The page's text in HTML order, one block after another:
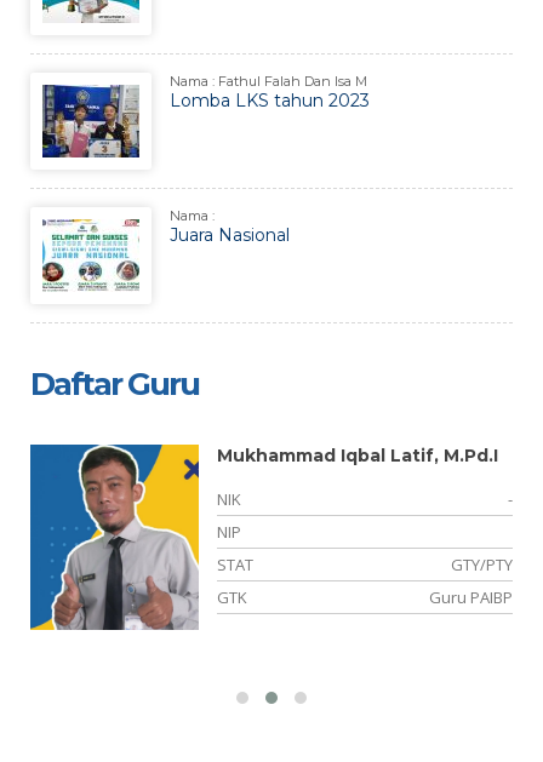
Nama : Fathul Falah Dan Isa M
Lomba LKS tahun 2023
Nama :
Juara Nasional
Daftar Guru
Mukhammad Iqbal Latif, M.Pd.I
NIK
-
NIP
STAT
GTY/PTY
GTK
Guru PAIBP